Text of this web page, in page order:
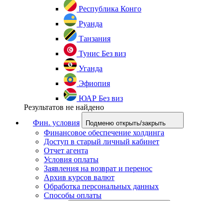
Республика Конго
Руанда
Танзания
Тунис Без виз
Уганда
Эфиопия
ЮАР Без виз
Результатов не найдено
Фин. условия
Подменю открыть/закрыть
Финансовое обеспечение холдинга
Доступ в старый личный кабинет
Отчет агента
Условия оплаты
Заявления на возврат и перенос
Архив курсов валют
Обработка персональных данных
Способы оплаты